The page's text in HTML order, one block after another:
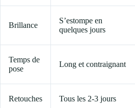
Brillance
S’estompe en
quelques jours
Temps de
pose
Long et contraignant
Retouches Tous les 2-3 jours